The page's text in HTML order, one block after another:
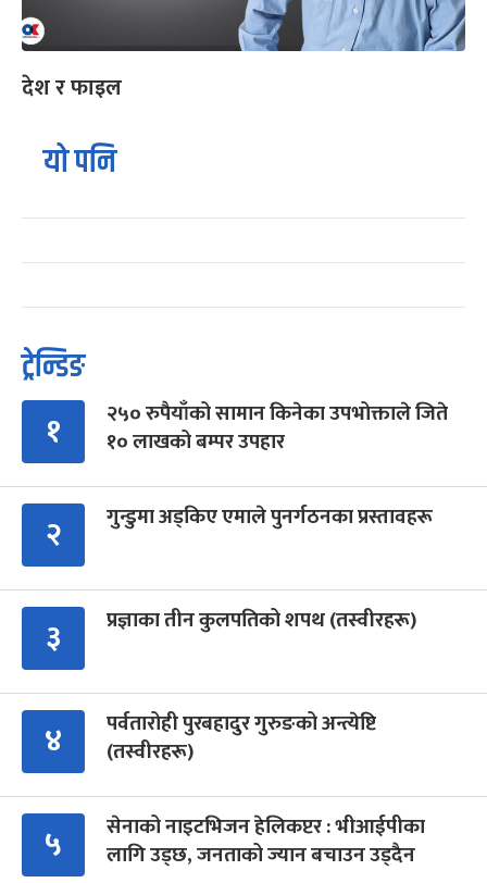
देश र फाइल
यो पनि
ट्रेन्डिङ
१
२५० रुपैयाँको सामान किनेका उपभोक्ताले जिते
१० लाखको बम्पर उपहार
२ गुन्डुमा अड्किए एमाले पुनर्गठनका प्रस्तावहरू
३ प्रज्ञाका तीन कुलपतिको शपथ (तस्वीरहरू)
४
पर्वतारोही पुरबहादुर गुरुङको अन्त्येष्टि
(तस्वीरहरू)
५
सेनाको नाइटभिजन हेलिकप्टर : भीआईपीका
लागि उड्छ, जनताको ज्यान बचाउन उड्दैन